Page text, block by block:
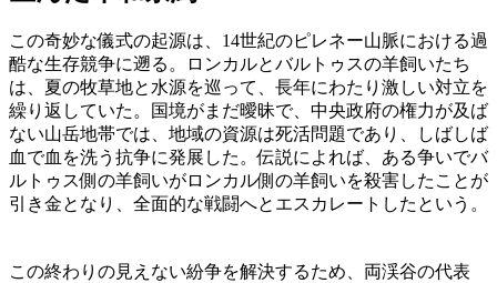
この奇妙な儀式の起源は、14世紀のピレネー山脈における過
酷な生存競争に遡る。ロンカルとバルトゥスの羊飼いたち
は、夏の牧草地と水源を巡って、長年にわたり激しい対立を
繰り返していた。国境がまだ曖昧で、中央政府の権力が及ば
ない山岳地帯では、地域の資源は死活問題であり、しばしば
血で血を洗う抗争に発展した。伝説によれば、ある争いでバ
ルトゥス側の羊飼いがロンカル側の羊飼いを殺害したことが
引き金となり、全面的な戦闘へとエスカレートしたという。
この終わりの見えない紛争を解決するため、両渓谷の代表